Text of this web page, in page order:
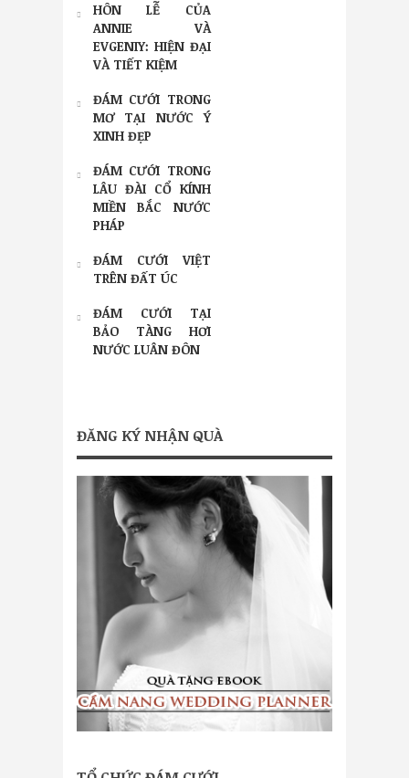
HÔN LỄ CỦA
ANNIE VÀ
EVGENIY: HIỆN ĐẠI
VÀ TIẾT KIỆM
ĐÁM CƯỚI TRONG
MƠ TẠI NƯỚC Ý
XINH ĐẸP
ĐÁM CƯỚI TRONG
LÂU ĐÀI CỔ KÍNH
MIỀN BẮC NƯỚC
PHÁP
ĐÁM CƯỚI VIỆT
TRÊN ĐẤT ÚC
ĐÁM CƯỚI TẠI
BẢO TÀNG HƠI
NƯỚC LUÂN ĐÔN
ĐĂNG KÝ NHẬN QUÀ